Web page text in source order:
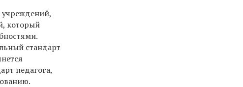
учреждений,
который
стандарт
педагога,